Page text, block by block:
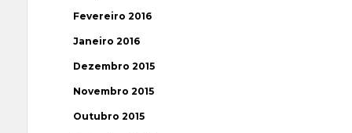
Fevereiro 2016
Janeiro 2016
Dezembro 2015
Novembro 2015
Outubro 2015